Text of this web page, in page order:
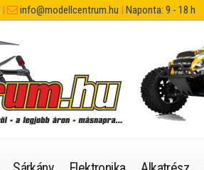
| info@modellcentrum.hu | Naponta: 9 - 18 h